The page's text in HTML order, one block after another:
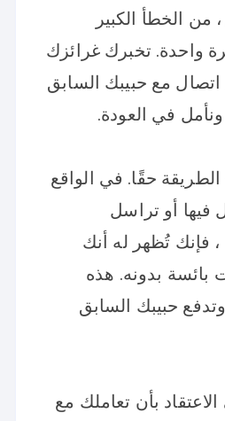
من الخطأ الكبير
واحدة. تخبرك غرائزك
مع حبيبك السابق
في العودة.
الطريقة حقًا. في الواقع
أو تراسل
فإنك تُظهر له أنك
بدونه. هذه
حبيبك السابق
بأن تعاملك مع